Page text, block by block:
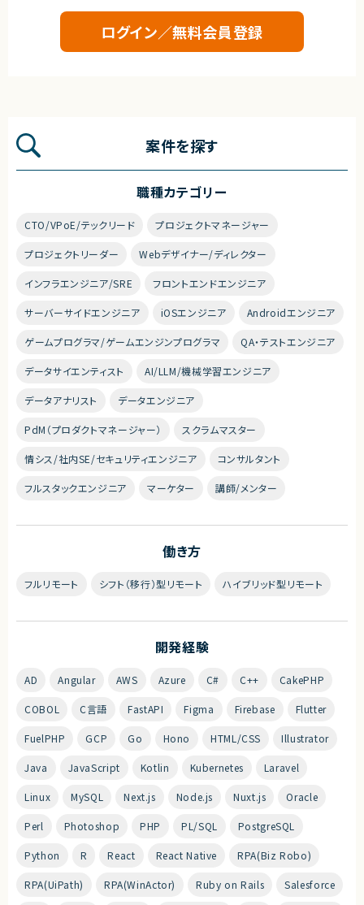
ログイン／無料会員登録
案件を探す
職種カテゴリー
CTO/VPoE/テックリード プロジェクトマネージャー
プロジェクトリーダー Webデザイナー/ディレクター
インフラエンジニア/SRE フロントエンドエンジニア
サーバーサイドエンジニア iOSエンジニア Androidエンジニア
ゲームプログラマ/ゲームエンジンプログラマ QA・テストエンジニア
データサイエンティスト AI/LLM/機械学習エンジニア
データアナリスト データエンジニア
PdM（プロダクトマネージャー） スクラムマスター
情シス/社内SE/セキュリティエンジニア コンサルタント
フルスタックエンジニア マーケター 講師/メンター
働き方
フルリモート シフト（移行）型リモート ハイブリッド型リモート
開発経験
AD Angular AWS Azure C# C++ CakePHP
COBOL C言語 FastAPI Figma Firebase Flutter
FuelPHP GCP Go Hono HTML/CSS Illustrator
Java JavaScript Kotlin Kubernetes Laravel
Linux MySQL Next.js Node.js Nuxt.js Oracle
Perl Photoshop PHP PL/SQL PostgreSQL
Python R React React Native RPA(Biz Robo)
RPA(UiPath) RPA(WinActor) Ruby on Rails Salesforce